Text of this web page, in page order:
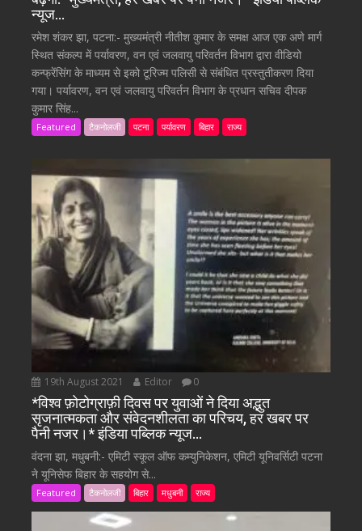
न्यूज…
रमेश शंकर झा, पटना:- मुख्यमंत्री नीतीश कुमार के समक्ष आज एक अणे मार्ग
स्थित संकल्प में पर्यावरण, वन एवं जलवायु परिवर्तन विभाग द्वारा वीडियो
कन्फ्रेंसिंग के माध्यम से इको टूरिज्म पलिसी से संबंधित प्रस्तुतीकरण दिया
गया। पर्यावरण, वन एवं जलवायु परिवर्तन विभाग के प्रधान सचिव दीपक
कुमार सिंह...
Featured टैकनोलजी पटना पर्यावरण बिहार राज्य
19th August 2021 Editor 0
*विश्व फ़ोटोग्राफ़ी दिवस पर युवाओं ने दिया अद्भुत
सृजनात्मकता और संवेदनशीलता का परिचय, हर खबर पर
पैनी नजर।* इंडिया पब्लिक न्यूज…
वंदना झा, मधुबनी:- एमिटी स्कूल ऑफ कम्युनिकेशन, एमिटी यूनिवर्सिटी पटना
ने यूनिसेफ बिहार के सहयोग से...
Featured टैकनोलजी बिहार मधुबनी राज्य